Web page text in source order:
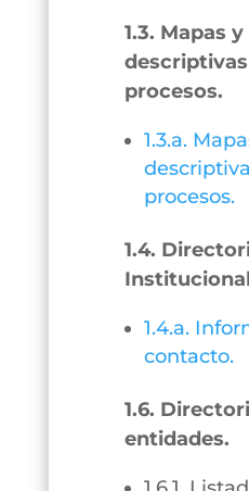
1.3. Mapas
procesos.
1.3.a.
procesos.
1.4.
1.4.a.
contacto.
1.6.
entidades.